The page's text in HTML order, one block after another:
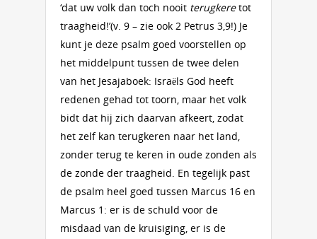
‘dat uw volk dan toch nooit terugkeretot
traagheid!’(v. 9 – zie ook 2 Petrus 3,9!) Je
kunt je deze psalm goed voorstellen op
het middelpunt tussen de twee delen
van het Jesajaboek: Israëls God heeft
redenen gehad tot toorn, maar het volk
bidt dat hij zich daarvan afkeert, zodat
het zelf kan terugkeren naar het land,
zonder terug te keren in oude zonden als
de zonde der traagheid. En tegelijk past
de psalm heel goed tussen Marcus 16 en
Marcus 1: er is de schuld voor de
misdaad van de kruisiging, er is de